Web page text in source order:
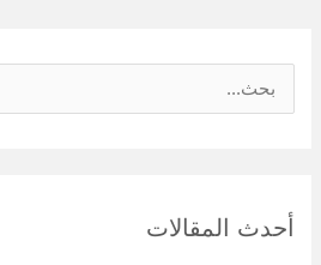
ثأحدث المقالات